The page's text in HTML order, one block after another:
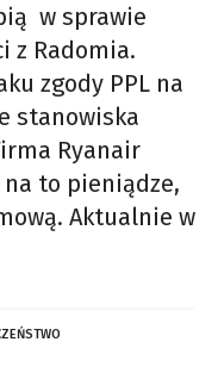
w sprawie
z Radomia.
zgody PPL na
stanowiska
Ryanair
na to pieniądze,
Aktualnie w